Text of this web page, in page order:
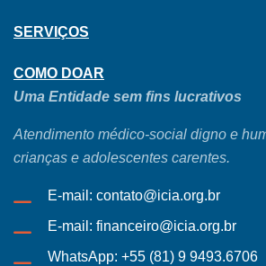
SERVIÇOS
COMO DOAR
Uma Entidade sem fins lucrativos
Atendimento médico-social digno e
crianças e adolescentes carentes.
E-mail: contato@icia.org.br
E-mail: financeiro@icia.org.br
WhatsApp: +55 (81) 9 9493.6706